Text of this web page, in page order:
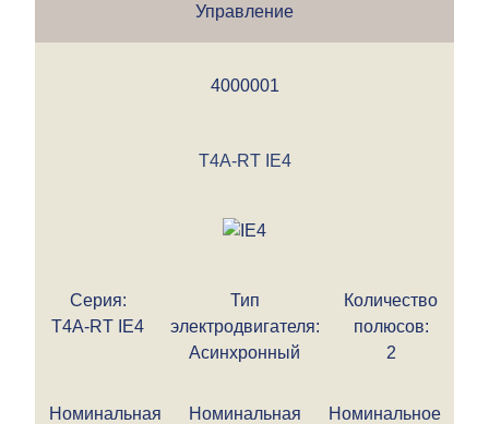
Управление
4000001
T4A-RT IE4
Серия:
T4A-RT IE4
Тип
электродвигателя:
Асинхронный
Количество
полюсов:
2
Номинальная
Номинальная
Номинальное